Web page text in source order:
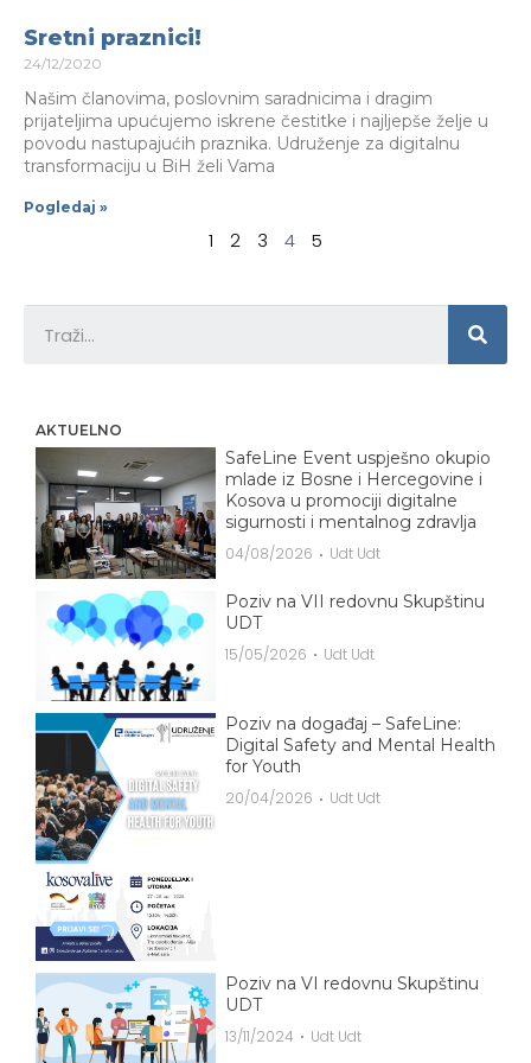
Sretni praznici!
24/12/2020
Našim članovima, poslovnim saradnicima i dragim
prijateljima upućujemo iskrene čestitke i najljepše želje u
povodu nastupajućih praznika. Udruženje za digitalnu
transformaciju u BiH želi Vama
Pogledaj »
1 2 3 4 5
AKTUELNO
SafeLine Event uspješno okupio
mlade iz Bosne i Hercegovine i
Kosova u promociji digitalne
sigurnosti i mentalnog zdravlja
04/08/2026 Udt Udt
Poziv na VII redovnu Skupštinu
UDT
15/05/2026 Udt Udt
Poziv na događaj – SafeLine:
Digital Safety and Mental Health
for Youth
20/04/2026 Udt Udt
Poziv na VI redovnu Skupštinu
UDT
13/11/2024 Udt Udt